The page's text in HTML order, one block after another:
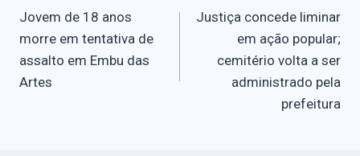
Jovem de 18 anos
morre em tentativa de
assalto em Embu das
Artes
Justiça concede liminar
em ação popular;
cemitério volta a ser
administrado pela
prefeitura